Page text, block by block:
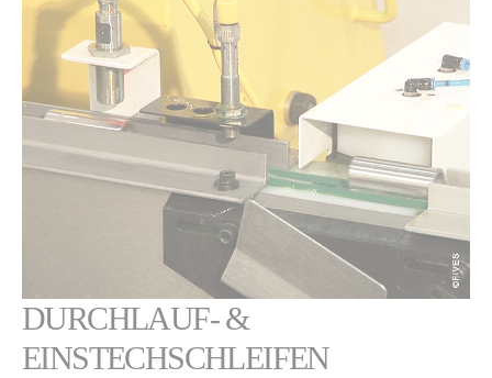
DURCHLAUF- &
EINSTECHSCHLEIFEN